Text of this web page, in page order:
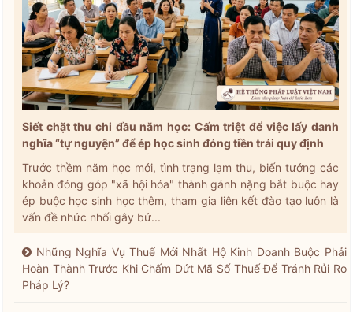
Siết chặt thu chi đầu năm học: Cấm triệt để việc lấy danh
nghĩa “tự nguyện” để ép học sinh đóng tiền trái quy định
Trước thềm năm học mới, tình trạng lạm thu, biến tướng các
khoản đóng góp "xã hội hóa" thành gánh nặng bắt buộc hay
ép buộc học sinh học thêm, tham gia liên kết đào tạo luôn là
vấn đề nhức nhối gây bứ...
Những Nghĩa Vụ Thuế Mới Nhất Hộ Kinh Doanh Buộc Phải
Hoàn Thành Trước Khi Chấm Dứt Mã Số Thuế Để Tránh Rủi Ro
Pháp Lý?